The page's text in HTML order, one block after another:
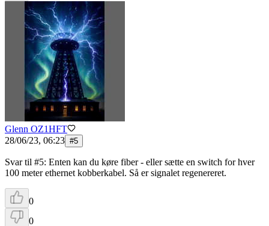
Glenn OZ1HFT
28/06/23, 06:23 #5
Svar til #5: Enten kan du køre fiber - eller sætte en switch for hver
100 meter ethernet kobberkabel. Så er signalet regenereret.
0
0